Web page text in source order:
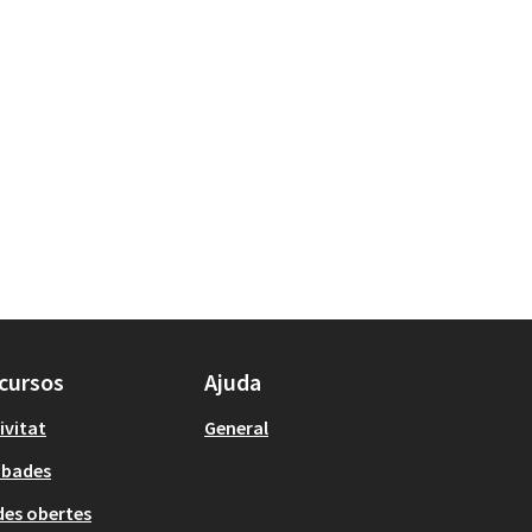
obertes
Ajuda
General